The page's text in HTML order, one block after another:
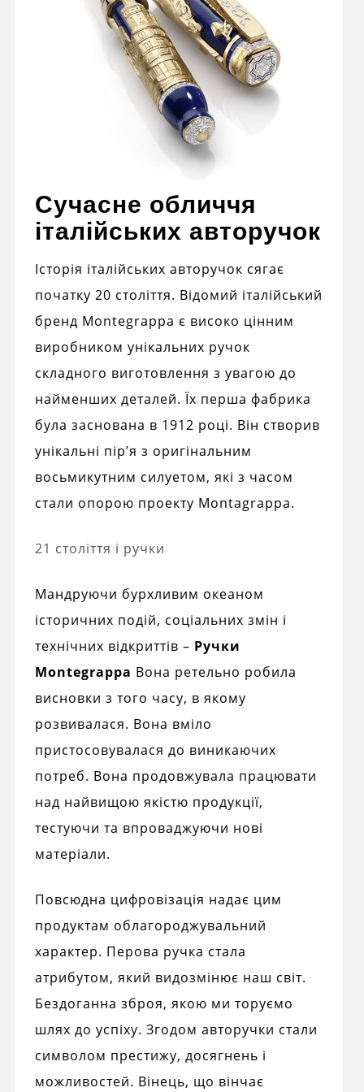
Сучасне обличчя
італійських авторучок
Історія італійських авторучок сягає
початку 20 століття. Відомий італійський
бренд Montegrappa є високо цінним
виробником унікальних ручок
складного виготовлення з увагою до
найменших деталей. Їх перша фабрика
була заснована в 1912 році. Він створив
унікальні пір’я з оригінальним
восьмикутним силуетом, які з часом
стали опорою проекту Montagrappa.
21 століття і ручки
Мандруючи бурхливим океаном
історичних подій, соціальних змін і
технічних відкриттів – Ручки
Montegrappa Вона ретельно робила
висновки з того часу, в якому
розвивалася. Вона вміло
пристосовувалася до виникаючих
потреб. Вона продовжувала працювати
над найвищою якістю продукції,
тестуючи та впроваджуючи нові
матеріали.
Повсюдна цифровізація надає цим
продуктам облагороджувальний
характер. Перова ручка стала
атрибутом, який видозмінює наш світ.
Бездоганна зброя, якою ми торуємо
шлях до успіху. Згодом авторучки стали
символом престижу, досягнень і
можливостей. Вінець, що вінчає